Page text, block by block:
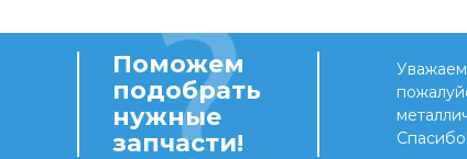
Поможем
подобрать
нужные
запчасти!
Спасибо!